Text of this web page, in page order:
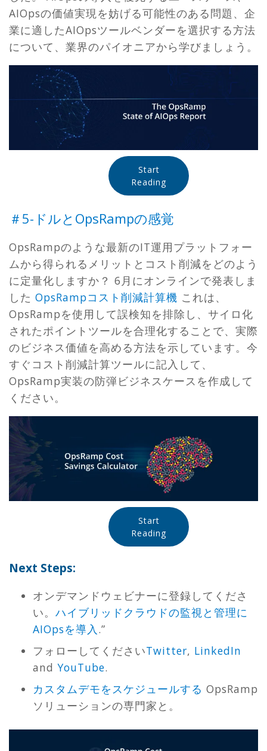
AIOpsの価値実現を妨げる可能性のある問題、企
業に適したAIOpsツールベンダーを選択する方法
について、業界のパイオニアから学びましょう。
Start
Reading
＃5-ドルとOpsRampの感覚
OpsRampのような最新のIT運用プラットフォー
ムから得られるメリットとコスト削減をどのよう
に定量化しますか？ 6月にオンラインで発表しま
した OpsRampコスト削減計算機 これは、
OpsRampを使用して誤検知を排除し、サイロ化
されたポイントツールを合理化することで、実際
のビジネス価値を高める方法を示しています。今
すぐコスト削減計算ツールに記入して、
OpsRamp実装の防弾ビジネスケースを作成して
ください。
Start
Reading
Next Steps:
オンデマンドウェビナーに登録してくださ
い。 ハイブリッドクラウドの監視と管理に
AIOpsを導入 .”
フォローしてくださいTwitter, LinkedIn
and YouTube.
カスタムデモをスケジュールする OpsRamp
ソリューションの専門家と。